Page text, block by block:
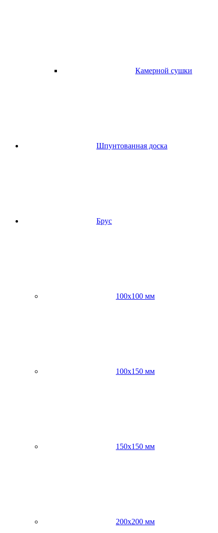
Камерной сушки
Шпунтованная доска
Брус
100х100 мм
100х150 мм
150х150 мм
200х200 мм